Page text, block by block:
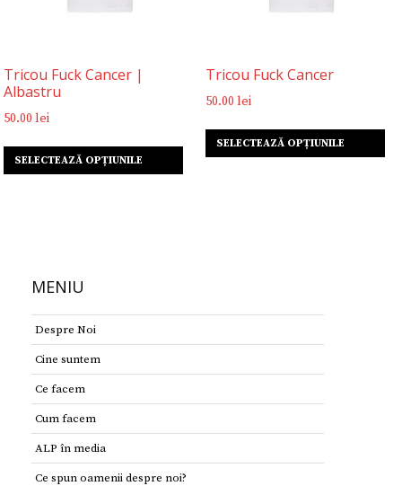
Tricou Fuck Cancer |
Albastru
50.00lei
SELECTEAZĂ OPȚIUNILE
Acest
fi
produsului.
Tricou Fuck Cancer
50.00 lei
SELECTEAZĂ OPȚIUNILE
MENIU
Despre Noi
Cine suntem
Ce facem
Cum facem
ALP în media
Ce spun oamenii despre noi?